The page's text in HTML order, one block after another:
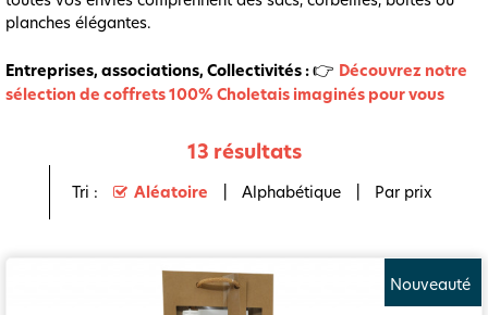
planches élégantes.
Entreprises, associations, Collectivités :👉 Découvrez notre
sélection de coffrets 100% Choletais imaginés pour vous
13 résultats
Tri : Aléatoire Alphabétique Par prix
Nouveauté